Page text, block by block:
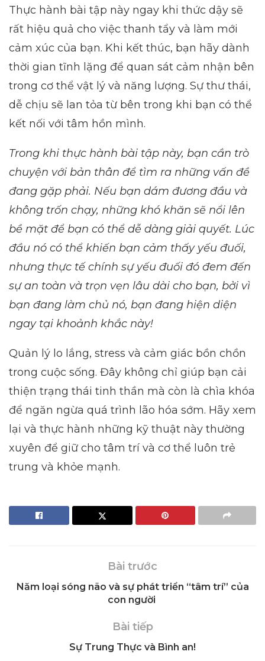
Thực hành bài tập này ngay khi thức dậy sẽ
rất hiệu quả cho việc thanh tẩy và làm mới
cảm xúc của bạn. Khi kết thúc, bạn hãy dành
thời gian tĩnh lặng để quan sát cảm nhận bên
trong cơ thể vật lý và năng lượng. Sự thư thái,
dễ chịu sẽ lan tỏa từ bên trong khi bạn có thể
kết nối với tâm hồn mình.
Trong khi thực hành bài tập này, bạn cần trò
chuyện với bản thân để tìm ra những vấn đề
đang gặp phải. Nếu bạn dám đương đầu và
không trốn chạy, những khó khăn sẽ nổi lên
bề mặt để bạn có thể dễ dàng giải quyết. Lúc
đầu nó có thể khiến bạn cảm thấy yếu đuối,
nhưng thực tế chính sự yếu đuối đó đem đến
sự an toàn và trọn vẹn lâu dài cho bạn, bởi vì
bạn đang làm chủ nó, bạn đang hiện diện
ngay tại khoảnh khắc này!
Quản lý lo lắng, stress và cảm giác bồn chồn
trong cuộc sống. Đây không chỉ giúp bạn cải
thiện trạng thái tinh thần mà còn là chìa khóa
để ngăn ngừa quá trình lão hóa sớm. Hãy xem
lại và thực hành những kỹ thuật này thường
xuyên để giữ cho tâm trí và cơ thể luôn trẻ
trung và khỏe mạnh.
Bài trước
Năm loại sóng não và sự phát triển “tâm trí” của
con người
Bài tiếp
Sự Trung Thực và Bình an!